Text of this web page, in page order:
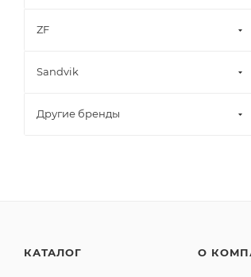
ZF
Sandvik
Другие бренды
КАТАЛОГ О